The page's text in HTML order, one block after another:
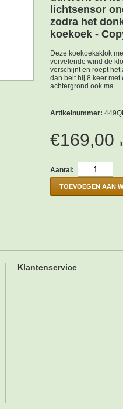
lichtsensor
zodra het
koekoek -
Deze koekoeksklok
vervelende wind de
verschijnt en roept het
dan belt hij 8 keer
achtergrond ook ma ..
Artikelnummer:
€169,00
Aantal:
TOEVOEGEN AAN
Klantenservice